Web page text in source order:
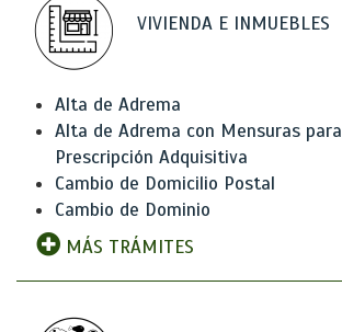
VIVIENDA E INMUEBLES
Alta de Adrema
Alta de Adrema con Mensuras para
Prescripción Adquisitiva
Cambio de Domicilio Postal
Cambio de Dominio
MÁS TRÁMITES